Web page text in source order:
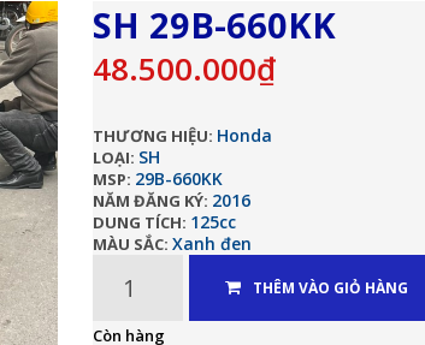
SH 29B-660KK
48.500.000₫
THƯƠNG HIỆU: Honda
LOẠI: SH
MSP: 29B-660KK
NĂM ĐĂNG KÝ: 2016
DUNG TÍCH: 125cc
MÀU SẮC:Xanh đen
THÊM VÀO GIỎ HÀNG
Còn hàng